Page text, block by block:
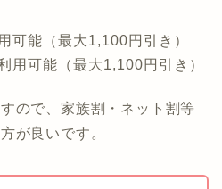
可能（最大1,100円引き）
用可能（最大1,100円引き）
ので、家族割・ネット割等
が良いです。